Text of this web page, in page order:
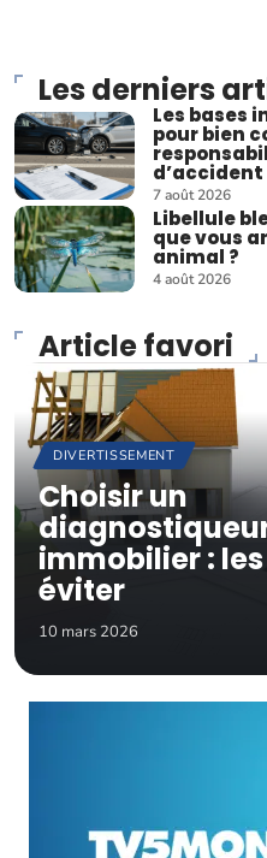
Les derniers
Les bases
pour bien
7 août 2026
Libellule
que vous
animal ?
4 août 2026
Article favori
DIVERTISSEMENT
Choisir un
immobilier :
éviter
10 mars 2026